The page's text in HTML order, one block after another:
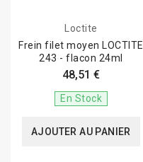
Loctite
Frein filet moyen LOCTITE
243 - flacon 24ml
48,51 €
En Stock
AJOUTER AU PANIER